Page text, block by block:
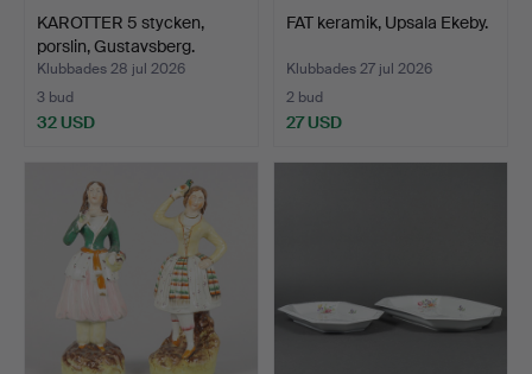
KAROTTER 5 stycken,
porslin, Gustavsberg.
Klubbades 28 jul 2026
3 bud
32 USD
FAT keramik, Upsala Ekeby.
Klubbades 27 jul 2026
2 bud
27 USD